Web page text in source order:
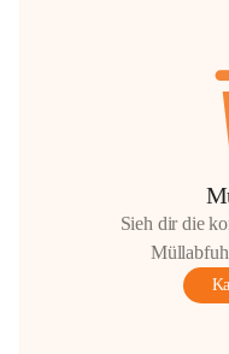
Sieh dir die